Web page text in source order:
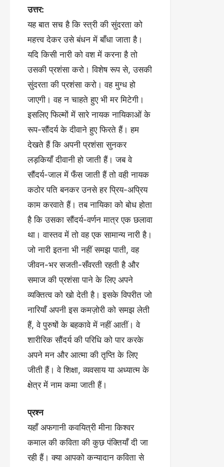
उत्तर:
यह बात सच है कि स्त्री की सुंदरता को
महत्त्व देकर उसे बंधन में बाँधा जाता है।
यदि किसी नारी को वश में करना है तो
उसकी प्रशंसा करो। विशेष रूप से, उसकी
सुंदरता की प्रशंसा करो। वह मुग्ध हो
जाएगी। वह न चाहते हुए भी मर मिटेगी।
इसलिए फिल्मों में सारे नायक नायिकाओं के
रूप-सौंदर्य के दीवाने हुए फिरते हैं। हम
देखते हैं कि अपनी प्रशंसा सुनकर
लड़कियाँ दीवानी हो जाती हैं। जब वे
सौंदर्य-जाल में फँस जाती हैं तो वही नायक
कठोर पति बनकर उनसे हर प्रिय-अप्रिय
काम करवाते हैं। तब नायिका को बोध होता
है कि उसका सौंदर्य-वर्णन मात्र एक छलावा
था। वास्तव में तो वह एक सामान्य नारी है।
जो नारी इतना भी नहीं समझ पाती, वह
जीवन-भर सजती-सँवरती रहती है और
समाज की प्रशंसा पाने के लिए अपने
व्यक्तित्व को खो देती है। इसके विपरीत जो
नारियाँ अपनी इस कमज़ोरी को समझ लेती
हैं, वे पुरुषों के बहकावे में नहीं आतीं। वे
शारीरिक सौंदर्य की परिधि को पार करके
अपने मन और आत्मा की तृप्ति के लिए
जीती हैं। वे शिक्षा, व्यवसाय या अध्यात्म के
क्षेत्र में नाम कमा जाती हैं।
प्रश्न
यहाँ अफगानी कवयित्री मीना किश्वर
कमाल की कविता की कुछ पंक्तियाँ दी जा
रही हैं। क्या आपको कन्यादान कविता से